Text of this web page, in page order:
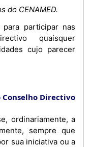
do CENAMED.
quaisquer
cujo parecer
Directivo
sempre que
sua iniciativa ou a